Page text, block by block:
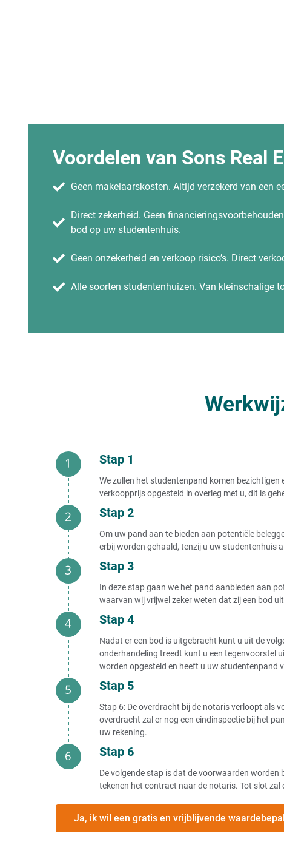
Voordelen van Sons Real
Geen makelaarskosten. Altijd verzekerd van een
Direct zekerheid. Geen
bod op uw studentenhuis.
Geen onzekerheid en verkoop risico’s. Direct
Alle soorten studentenhuizen. Van kleinschalige
Stap 1
We zullen het studentenpand komen
verkoopprijs opgesteld in overleg met u, dit is
Stap 2
Om uw pand aan te bieden aan potentiële
erbij worden gehaald, tenzij u uw studentenhuis
Stap 3
In deze stap gaan we het pand aanbieden aan
waarvan wij vrijwel zeker weten dat zij een bod
Stap 4
Nadat er een bod is uitgebracht kunt u uit de
onderhandeling treedt kunt u een tegenvoorstel
worden opgesteld en heeft u uw studentenpand
Stap 5
Stap 6: De overdracht bij de notaris verloopt als
overdracht zal er nog een eindinspectie bij het
uw rekening.
Stap 6
De volgende stap is dat de voorwaarden
tekenen het contract naar de notaris. Tot slot
Ja, ik wil een gratis en vrijblijvende